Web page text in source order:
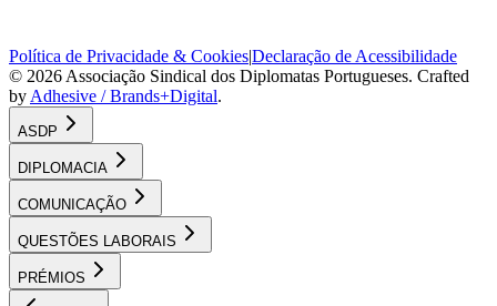
Política de Privacidade & Cookies|Declaração de Acessibilidade
© 2026 Associação Sindical dos Diplomatas Portugueses. Crafted
by Adhesive / Brands+Digital.
ASDP
DIPLOMACIA
COMUNICAÇÃO
QUESTÕES LABORAIS
PRÉMIOS